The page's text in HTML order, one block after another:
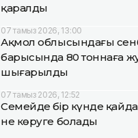
қаралды
07 тамыз 2026, 13:00
Ақмол облысындағы
барысында 80 тоннаға
шығарылды
07 тамыз 2026, 12:52
Семейде бір күнде
не көруге болады